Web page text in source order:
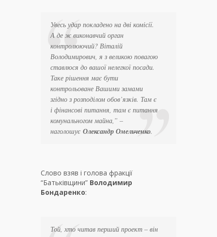
Увесь удар покладено на дві комісії.
А де ж виконавчий орган
контролюючий? Віталій
Володимирович, я з великою повагою
ставлюся до вашої нелегкої посади.
Таке рішення має бути
контрольоване Вашими замами
згідно з розподілом обов’язків. Там є
і фінансові питання, там є питання
комунальногом майна,” –
наголошує Олександр Омельченко.
Слово взяв і голова фракції
“Батьківщини” Володимир
Бондаренко:
Той, хто читав перший проект – він